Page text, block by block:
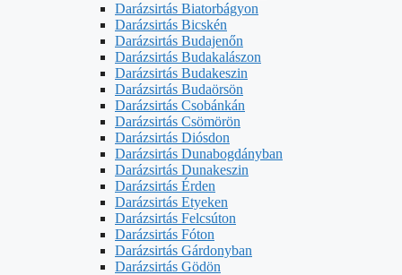
Darázsirtás Biatorbágyon
Darázsirtás Bicskén
Darázsirtás Budajenőn
Darázsirtás Budakalászon
Darázsirtás Budakeszin
Darázsirtás Budaörsön
Darázsirtás Csobánkán
Darázsirtás Csömörön
Darázsirtás Diósdon
Darázsirtás Dunabogdányban
Darázsirtás Dunakeszin
Darázsirtás Érden
Darázsirtás Etyeken
Darázsirtás Felcsúton
Darázsirtás Fóton
Darázsirtás Gárdonyban
Darázsirtás Gödön